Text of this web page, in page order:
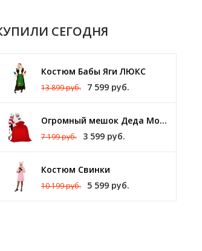
СЕГОДНЯ
Костюм Бабы Яги ЛЮКС
13 899 руб. 7 599 руб.
Огромный мешок Деда Мороза 140 х 150 см
7 199 руб. 3 599 руб.
Костюм Свинки
10 199 руб. 5 599 руб.